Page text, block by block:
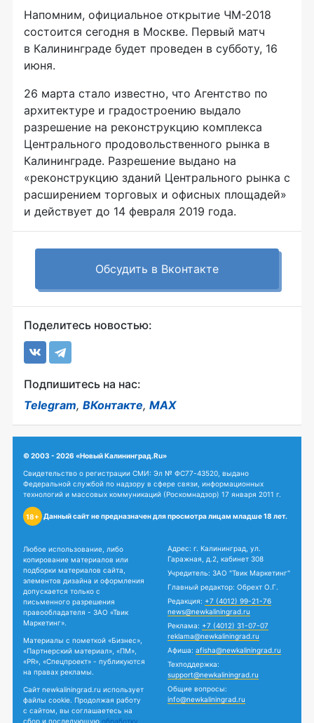
Напомним, официальное открытие ЧМ-2018
состоится сегодня в Москве. Первый матч
в Калининграде будет проведен в субботу, 16
июня.
26 марта стало известно, что Агентство по
архитектуре и градостроению выдало
разрешение на реконструкцию комплекса
Центрального продовольственного рынка в
Калининграде. Разрешение выдано на
«реконструкцию зданий Центрального рынка с
расширением торговых и офисных площадей»
и действует до 14 февраля 2019 года.
Обсудить в Вконтакте
Поделитесь новостью:
Подпишитесь на нас:
Telegram, ВКонтакте, MAX
© 2003 - 2026 «Новый Калининград.Ru»
Свидетельство о регистрации СМИ: Эл № ФС77-43520, выдано
Федеральной службой по надзору в сфере связи, информационных
технологий и массовых коммуникаций (Роскомнадзор) 17 января 2011 г.
18+ Данный сайт не предназначен для просмотра лицам младше 18 лет.
Любое использование, либо
копирование материалов или
подборки материалов сайта,
элементов дизайна и оформления
допускается только с
письменного разрешения
правообладателя - ЗАО «Твик
Маркетинг».
Материалы с пометкой «Бизнес»,
«Партнерский материал», «ПМ»,
«PR», «Спецпроект» - публикуются
на правах рекламы.
Сайт newkaliningrad.ru использует
файлы cookie. Продолжая работу
с сайтом, вы соглашаетесь на
сбор и последующую обработку
Адрес: г. Калининград, ул.
Гаражная, д.2, кабинет 308
Учредитель: ЗАО "Твик Маркетинг"
Главный редактор: Обрехт О.Г.
Редакция: +7 (4012) 99-21-76
news@newkaliningrad.ru
Реклама: +7 (4012) 31-07-07
reklama@newkaliningrad.ru
Афиша: afisha@newkaliningrad.ru
Техподдержка:
support@newkaliningrad.ru
Общие вопросы:
info@newkaliningrad.ru